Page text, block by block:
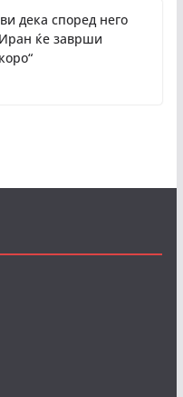
дека според него
Иран ќе заврши